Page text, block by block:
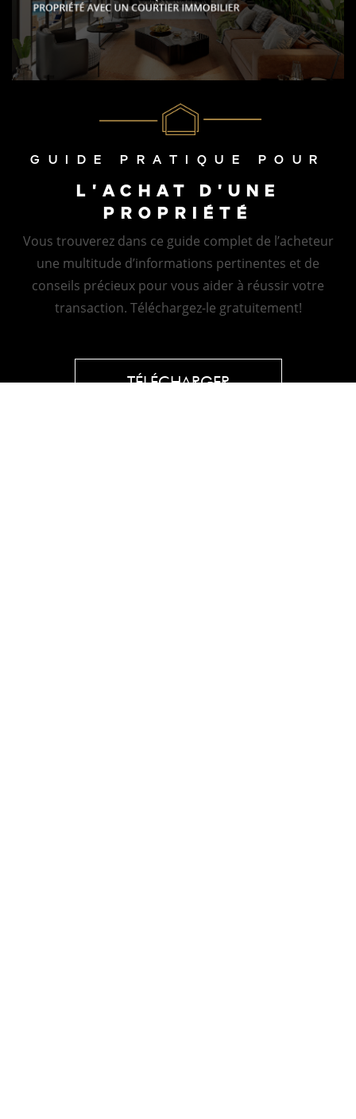
GUIDE PRATIQUE POUR
L'ACHAT D'UNE
PROPRIÉTÉ
Vous trouverez dans ce guide complet de l’acheteur
une multitude d’informations pertinentes et de
conseils précieux pour vous aider à réussir votre
transaction. Téléchargez-le gratuitement!
TÉLÉCHARGER